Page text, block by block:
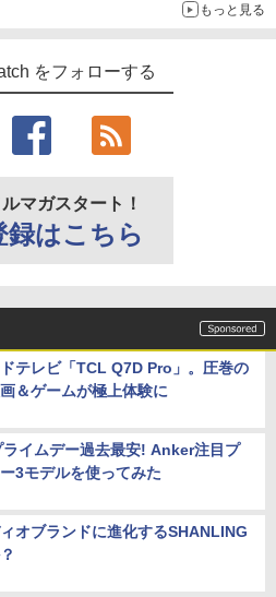
もっと見る
をフォローする
ルマガスタート！
録はこちら
テレビ「TCL Q7D Pro」。圧巻の
＆ゲームが極上体験に
イムデー過去最安! Anker注目プ
3モデルを使ってみた
オブランドに進化するSHANLING